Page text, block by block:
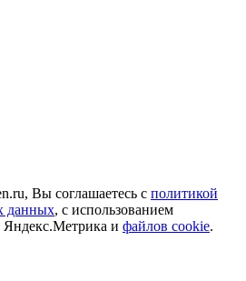
Вы соглашаетесь с политикой
данных, с использованием
и файлов cookie.